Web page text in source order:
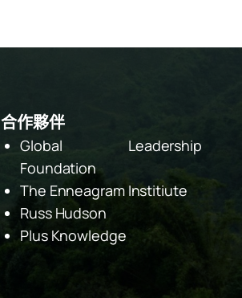
合作夥伴
Global Leadership
Foundation
The Enneagram Institiute
Russ Hudson
Plus Knowledge